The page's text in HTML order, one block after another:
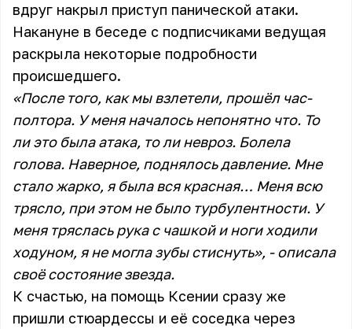
вдруг накрыл приступ панической атаки.
Накануне в беседе с подписчиками ведущая
раскрыла некоторые подробности
происшедшего.
«После того, как мы взлетели, прошёл час-
полтора. У меня началось непонятно что. То
ли это была атака, то ли невроз. Болела
голова. Наверное, поднялось давление. Мне
стало жарко, я была вся красная… Меня всю
трясло, при этом не было турбулентности. У
меня тряслась рука с чашкой и ноги ходили
ходуном, я не могла зубы стиснуть», - описала
своё состояние звезда.
К счастью, на помощь Ксении сразу же
пришли стюардессы и её соседка через